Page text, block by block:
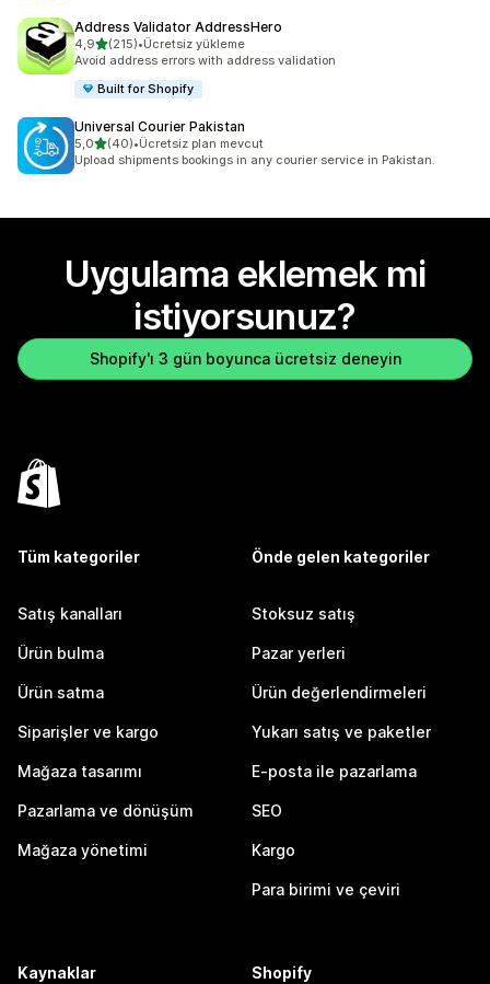
Address Validator AddressHero
4,95 yıldız üzerinden
(215)
toplam 215 değerlendirme
•Ücretsiz yükleme
Avoid address errors with address validation
Built for Shopify
Universal Courier Pakistan
5,05 yıldız üzerinden
(40)
toplam 40 değerlendirme
•Ücretsiz plan mevcut
Upload shipments bookings in any courier service in Pakistan.
Uygulama eklemek mi
istiyorsunuz?
Shopify'ı 3 gün boyunca ücretsiz deneyin
Tüm kategoriler
Satış kanalları
Ürün bulma
Ürün satma
Siparişler ve kargo
Mağaza tasarımı
Pazarlama ve dönüşüm
Mağaza yönetimi
Önde gelen kategoriler
Stoksuz satış
Pazar yerleri
Ürün değerlendirmeleri
Yukarı satış ve paketler
E-posta ile pazarlama
SEO
Kargo
Para birimi ve çeviri
Kaynaklar Shopify